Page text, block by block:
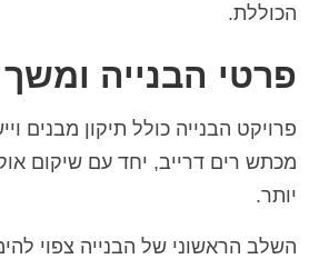
한국어
( קוראנית
Norsk bokmål
(נורווגית)
Polski
(פולנית )
הכוללת.
פרטי הבנייה
פרויקט הבנייה כולל תיקון מבנים
מכתש רים דרייב, יחד עם שיקום
יותר.